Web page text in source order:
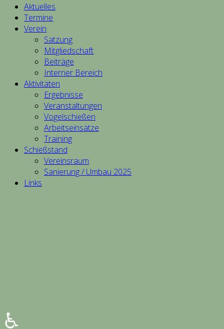
Aktuelles
Termine
Verein
Satzung
Mitgliedschaft
Beiträge
Interner Bereich
Aktivitäten
Ergebnisse
Veranstaltungen
Vogelschießen
Arbeitseinsätze
Training
Schießstand
Vereinsraum
Sanierung / Umbau 2025
Links